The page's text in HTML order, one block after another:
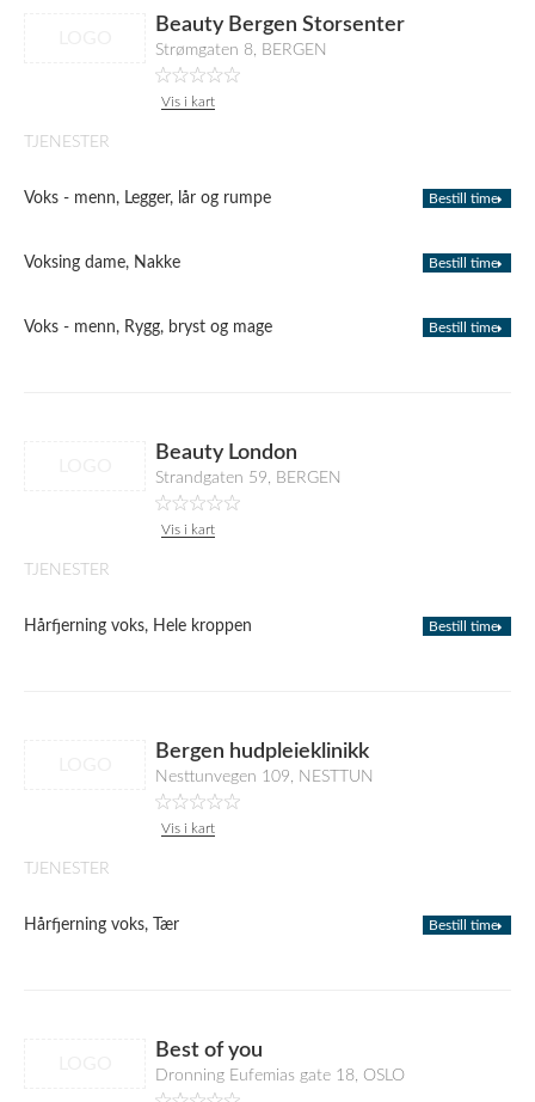
Beauty Bergen Storsenter
Strømgaten 8, BERGEN
Vis i kart
TJENESTER
Voks - menn, Legger, lår og rumpe Bestill time
Voksing dame, Nakke Bestill time
Voks - menn, Rygg, bryst og mage Bestill time
Beauty London
Strandgaten 59, BERGEN
Vis i kart
TJENESTER
Hårfjerning voks, Hele kroppen Bestill time
Bergen hudpleieklinikk
Nesttunvegen 109, NESTTUN
Vis i kart
TJENESTER
Hårfjerning voks, Tær Bestill time
Best of you
Dronning Eufemias gate 18, OSLO